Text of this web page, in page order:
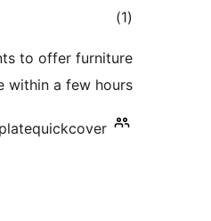
(1 דרוגים)
to offer furniture
within a few hours.